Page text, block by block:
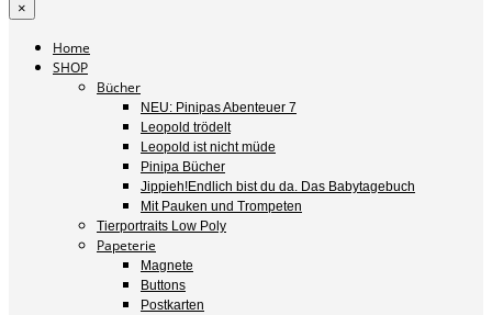
×
Home
SHOP
Bücher
NEU: Pinipas Abenteuer 7
Leopold trödelt
Leopold ist nicht müde
Pinipa Bücher
Jippieh!Endlich bist du da. Das Babytagebuch
Mit Pauken und Trompeten
Tierportraits Low Poly
Papeterie
Magnete
Buttons
Postkarten